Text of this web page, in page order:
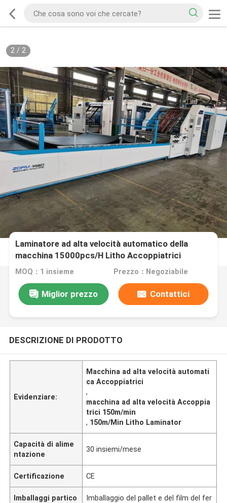
2/ 2
Laminatore ad alta velocità automatico della
macchina 15000pcs/H Litho Accoppiatrici
MOQ：1 insieme Prezzo：Negoziabile
Miglior prezzo Contattici
DESCRIZIONE DI PRODOTTO
Evidenziare:
Macchina ad alta velocità automati
ca Accoppiatrici
,
macchina ad alta velocità Accoppia
trici 150m/min
, 150m/Min Litho Laminator
Capacità di alime
ntazione
30 insiemi/mese
Certificazione CE
Imballaggi partico
Imballaggio del pallet e del film del fer